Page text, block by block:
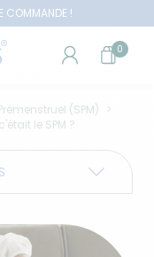
COMMANDE !
0
(SPM)
le SPM ?